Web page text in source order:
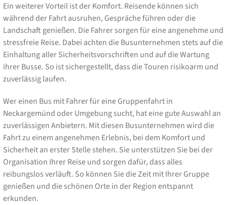
Ein weiterer Vorteil ist der Komfort. Reisende können sich
während der Fahrt ausruhen, Gespräche führen oder die
Landschaft genießen. Die Fahrer sorgen für eine angenehme und
stressfreie Reise. Dabei achten die Busunternehmen stets auf die
Einhaltung aller Sicherheitsvorschriften und auf die Wartung
ihrer Busse. So ist sichergestellt, dass die Touren risikoarm und
zuverlässig laufen.
Wer einen Bus mit Fahrer für eine Gruppenfahrt in
Neckargemünd oder Umgebung sucht, hat eine gute Auswahl an
zuverlässigen Anbietern. Mit diesen Busunternehmen wird die
Fahrt zu einem angenehmen Erlebnis, bei dem Komfort und
Sicherheit an erster Stelle stehen. Sie unterstützen Sie bei der
Organisation Ihrer Reise und sorgen dafür, dass alles
reibungslos verläuft. So können Sie die Zeit mit Ihrer Gruppe
genießen und die schönen Orte in der Region entspannt
erkunden.